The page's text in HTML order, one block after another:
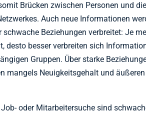
Brücken zwischen Personen und
Auch neue Informationen
Beziehungen verbreitet: Je
desto besser verbreiten sich
Gruppen. Über starke
mangels Neuigkeitsgehalt und
oder Mitarbeitersuche sind